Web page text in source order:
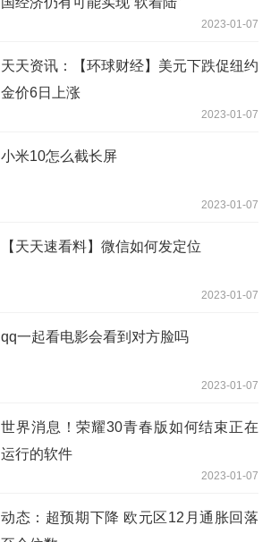
2023-01-07
天天资讯：【环球财经】美元下跌促纽约
金价6日上涨
2023-01-07
小米10怎么截长屏
2023-01-07
【天天速看料】微信如何发定位
2023-01-07
qq一起看电影会看到对方脸吗
2023-01-07
世界消息！荣耀30青春版如何结束正在
运行的软件
2023-01-07
动态：超预期下降 欧元区12月通胀回落